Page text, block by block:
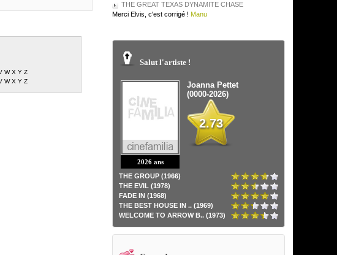
W X Y Z
W X Y Z
THE GREAT TEXAS DYNAMITE CHASE
Merci Elvis, c'est corrigé ! Manu
Salut l'artiste !
2026 ans
Joanna Pettet
(0000-2026)
2.73
THE GROUP (1966)
THE EVIL (1978)
FADE IN (1968)
THE BEST HOUSE IN .. (1969)
WELCOME TO ARROW B.. (1973)